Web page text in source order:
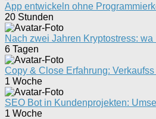
App entwickeln ohne
20 Stunden
Nach zwei Jahren Kryptostress:
6 Tagen
Copy & Close Erfahrung:
1 Woche
SEO Bot in Kundenprojekten:
1 Woche